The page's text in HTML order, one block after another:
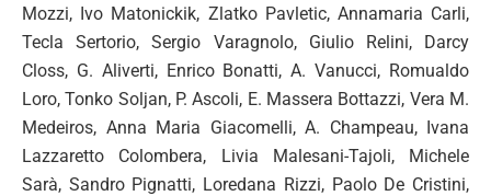
Mozzi, Ivo Matonickik, Zlatko Pavletic, Annamaria Carli,
Tecla Sertorio, Sergio Varagnolo, Giulio Relini, Darcy
Closs, G. Aliverti, Enrico Bonatti, A. Vanucci, Romualdo
Loro, Tonko Soljan, P. Ascoli, E. Massera Bottazzi, Vera M.
Medeiros, Anna Maria Giacomelli, A. Champeau, Ivana
Lazzaretto Colombera, Livia Malesani-Tajoli, Michele
Sarà, Sandro Pignatti, Loredana Rizzi, Paolo De Cristini,